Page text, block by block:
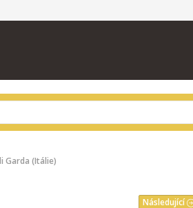
Garda (Itálie)
Následující